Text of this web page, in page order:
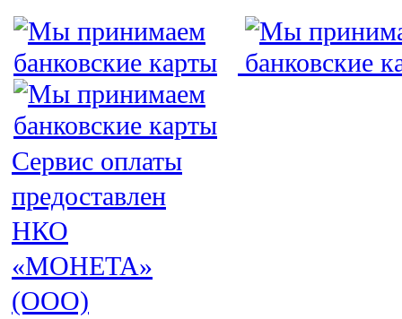
Сервис оплаты
предоставлен
НКО
«МОНЕТА»
(ООО)